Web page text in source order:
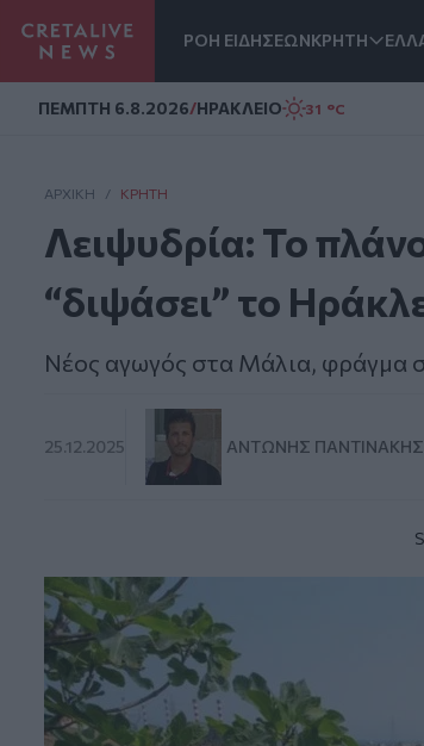
ΡΟΗ ΕΙΔΗΣΕΩΝΚΡΗΤΗ
ΠΕΜΠΤΗ 6.8.2026/ΗΡΑΚΛΕΙΟ 31 °C
ΑΡΧΙΚΗ / ΚΡΉΤΗ
Λειψυδρία: Το
“διψάσει” το
Νέος αγωγός στα Μάλια, φράγμα
25.12.2025 ΑΝΤΏΝΗΣ ΠΑΝΤΙΝΆΚΗΣ